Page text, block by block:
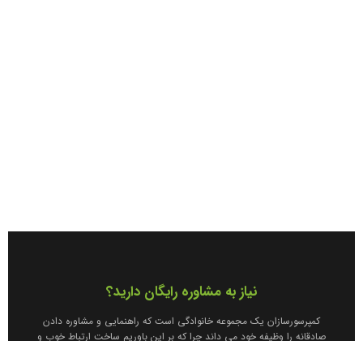
نیاز به مشاوره رایگان دارید؟
کمپرسورسازان یک مجموعه خانوادگی است که راهنمایی و مشاوره دادن
صادقانه را وظیفه خود می داند چرا که بر این باوریم ساخت ارتباط خوب و